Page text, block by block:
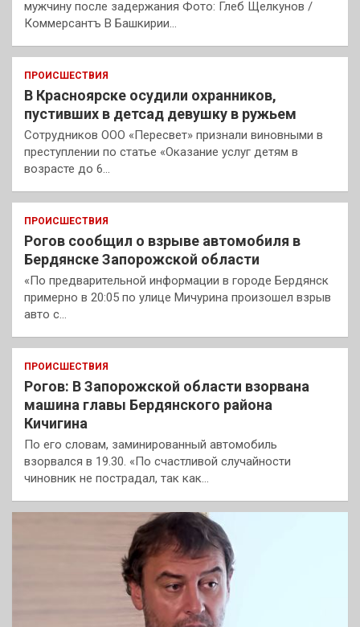
мужчину после задержания Фото: Глеб Щелкунов /
Коммерсантъ В Башкирии…
ПРОИСШЕСТВИЯ
В Красноярске осудили охранников,
пустивших в детсад девушку в ружьем
Сотрудников ООО «Пересвет» признали виновными в
преступлении по статье «Оказание услуг детям в
возрасте до 6…
ПРОИСШЕСТВИЯ
Рогов сообщил о взрыве автомобиля в
Бердянске Запорожской области
«По предварительной информации в городе Бердянск
примерно в 20:05 по улице Мичурина произошел взрыв
авто с…
ПРОИСШЕСТВИЯ
Рогов: В Запорожской области взорвана
машина главы Бердянского района
Кичигина
По его словам, заминированный автомобиль
взорвался в 19.30. «По счастливой случайности
чиновник не пострадал, так как…